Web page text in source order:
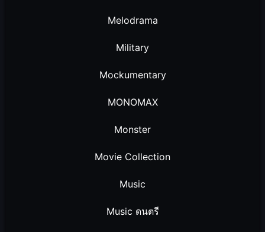
Melodrama
Military
Mockumentary
MONOMAX
Monster
Movie Collection
Music
Music ดนตรี